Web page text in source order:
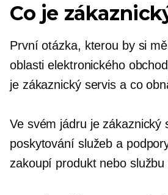
Co je
První otázka, kterou by si
oblasti elektronického
je zákaznický servis a co
Ve svém jádru je zákaznický
poskytování služeb a
zakoupí produkt nebo službu